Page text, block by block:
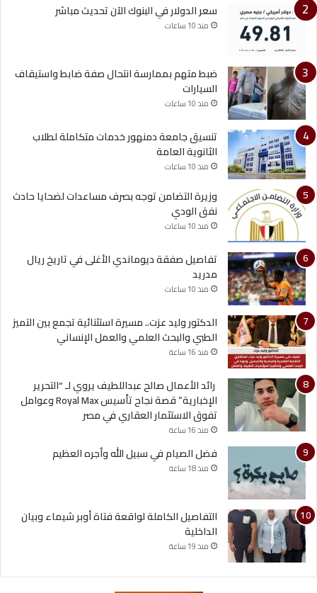
سعر الدولار في البنوك الآن تحديث مباشر
منذ 10 ساعات
ضبط متهم بممارسة انتحال صفة ضابط واستيقاف
السيارات
منذ 10 ساعات
تنسيق جامعة دمنهور خدمات متكاملة لطلاب
الثانوية العامة
منذ 10 ساعات
وزيرة التضامن توجه بصرف مساعدات لضحايا حادث
نفق الودي
منذ 10 ساعات
تفاصيل صفقة ديوماندي الأغلى في تاريخ ريال
مدريد
منذ 10 ساعات
الدكتور وليد عزت.. مسيرة استثنائية تجمع بين التميز
الطبي والبحث العلمي والعمل الإنساني
منذ 16 ساعة
رائد الأعمال صالح عبداللطيف يروي لـ “التحرير
الإخبارية” قصة نجاح تأسيس Royal Max وعوامل
تفوق الاستثمار العقاري في مصر
منذ 16 ساعة
فضل الصيام في سبيل الله وأجره العظيم
منذ 18 ساعة
التفاصيل الكاملة لواقعة فتاة أوبر شيماء وبيان
الداخلية
منذ 19 ساعة